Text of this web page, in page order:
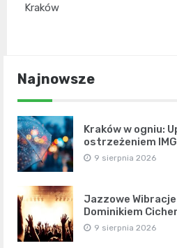
Kraków
Najnowsze
Kraków w ogniu:
ostrzeżeniem
9 sierpnia 2026
Jazzowe
Dominikiem
9 sierpnia 2026